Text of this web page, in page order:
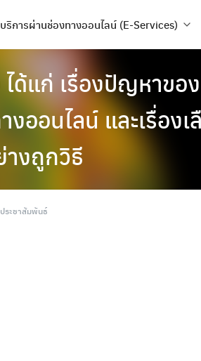
ริการผ่านช่องทางออนไลน์ (E-Services)
ด้แก่ เรื่องปัญหาขอ
อนไลน์ และเรื่องเ
างถูกวิธี
ระชาสัมพันธ์